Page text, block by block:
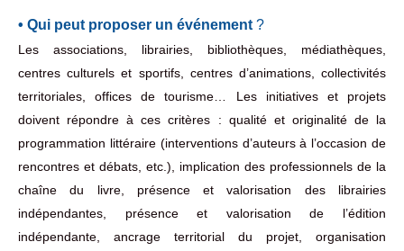
• Qui peut proposer un événement ?
Les associations, librairies, bibliothèques, médiathèques,
centres culturels et sportifs, centres d’animations, collectivités
territoriales, offices de tourisme… Les initiatives et projets
doivent répondre à ces critères : qualité et originalité de la
programmation littéraire (interventions d’auteurs à l’occasion de
rencontres et débats, etc.), implication des professionnels de la
chaîne du livre, présence et valorisation des librairies
indépendantes, présence et valorisation de l’édition
indépendante, ancrage territorial du projet, organisation